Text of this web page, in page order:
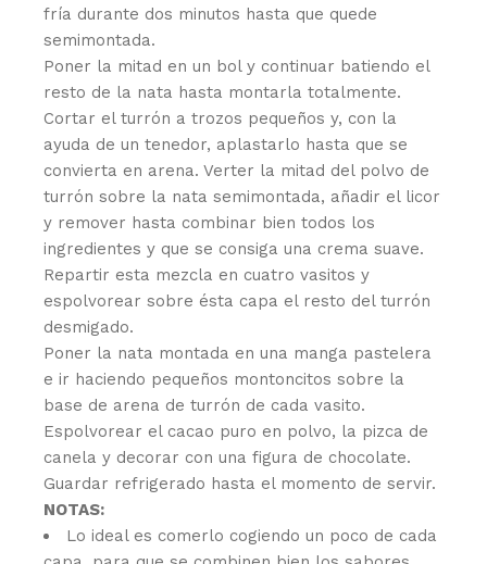
fría durante dos minutos hasta que quede
semimontada.
Poner la mitad en un bol y continuar batiendo el
resto de la nata hasta montarla totalmente.
Cortar el turrón a trozos pequeños y, con la
ayuda de un tenedor, aplastarlo hasta que se
convierta en arena. Verter la mitad del polvo de
turrón sobre la nata semimontada, añadir el licor
y remover hasta combinar bien todos los
ingredientes y que se consiga una crema suave.
Repartir esta mezcla en cuatro vasitos y
espolvorear sobre ésta capa el resto del turrón
desmigado.
Poner la nata montada en una manga pastelera
e ir haciendo pequeños montoncitos sobre la
base de arena de turrón de cada vasito.
Espolvorear el cacao puro en polvo, la pizca de
canela y decorar con una figura de chocolate.
Guardar refrigerado hasta el momento de servir.
NOTAS:
Lo ideal es comerlo cogiendo un poco de cada